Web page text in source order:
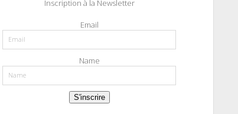
Inscription à la Newsletter
Email
Name
S'inscrire